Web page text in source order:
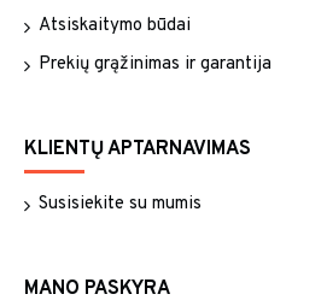
Atsiskaitymo būdai
Prekių grąžinimas ir garantija
KLIENTŲ APTARNAVIMAS
Susisiekite su mumis
MANO PASKYRA